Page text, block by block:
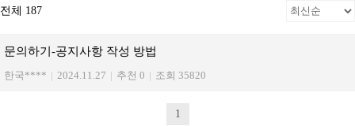
전체 187
문의하기-공지사항 작성 방법
한국**** | 2024.11.27 | 추천 0 | 조회 35820
1